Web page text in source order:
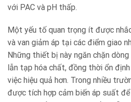
với PAC và pH thấp.
Một yếu tố quan trọng ít được
và van giảm áp tại các điểm giao
Những thiết bị này ngăn chặn
lẫn tạp hóa chất, đồng thời ổn
việc hiệu quả hơn. Trong nhiều
được tích hợp cảm biến áp suất